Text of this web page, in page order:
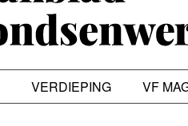
VERDIEPING VF